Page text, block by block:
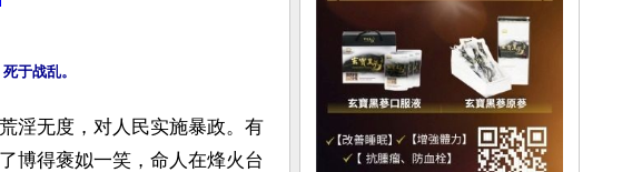
淫无度，对人民实施暴政。有
博得褒姒一笑，命人在烽火台